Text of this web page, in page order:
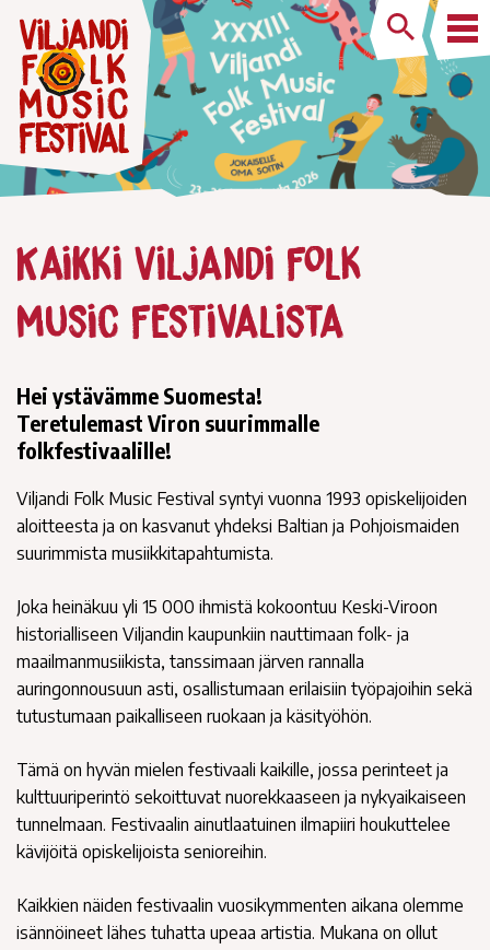
Kaikki Viljandi Folk
Music Festivalista
Hei ystävämme Suomesta!
Teretulemast Viron suurimmalle
folkfestivaalille!
Viljandi Folk Music Festival syntyi vuonna 1993 opiskelijoiden
aloitteesta ja on kasvanut yhdeksi Baltian ja Pohjoismaiden
suurimmista musiikkitapahtumista.
Joka heinäkuu yli 15 000 ihmistä kokoontuu Keski-Viroon
historialliseen Viljandin kaupunkiin nauttimaan folk- ja
maailmanmusiikista, tanssimaan järven rannalla
auringonnousuun asti, osallistumaan erilaisiin työpajoihin sekä
tutustumaan paikalliseen ruokaan ja käsityöhön.
Tämä on hyvän mielen festivaali kaikille, jossa perinteet ja
kulttuuriperintö sekoittuvat nuorekkaaseen ja nykyaikaiseen
tunnelmaan. Festivaalin ainutlaatuinen ilmapiiri houkuttelee
kävijöitä opiskelijoista senioreihin.
Kaikkien näiden festivaalin vuosikymmenten aikana olemme
isännöineet lähes tuhatta upeaa artistia. Mukana on ollut